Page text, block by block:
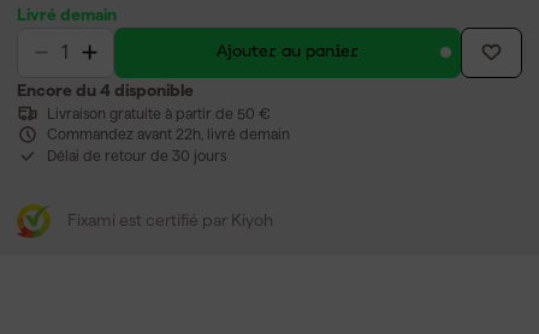
Livré demain
Ajouter au panier
Encore du 4 disponible
Livraison gratuite à partir de 50 €
Commandez avant 22h, livré demain
Délai de retour de 30 jours
Fixami est certifié par Kiyoh